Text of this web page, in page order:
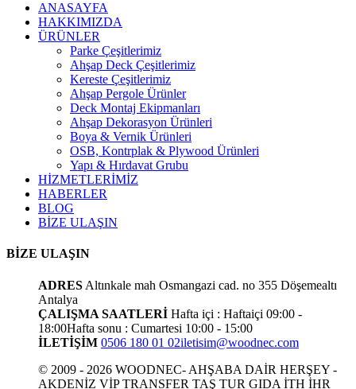
ANASAYFA
HAKKIMIZDA
ÜRÜNLER
Parke Çeşitlerimiz
Ahşap Deck Çeşitlerimiz
Kereste Çeşitlerimiz
Ahşap Pergole Ürünler
Deck Montaj Ekipmanları
Ahşap Dekorasyon Ürünleri
Boya & Vernik Ürünleri
OSB, Kontrplak & Plywood Ürünleri
Yapı & Hırdavat Grubu
HİZMETLERİMİZ
HABERLER
BLOG
BİZE ULAŞIN
BİZE ULAŞIN
ADRES Altınkale mah Osmangazi cad. no 355 Döşemealtı
Antalya
ÇALIŞMA SAATLERİ Hafta içi : Haftaiçi 09:00 -
18:00Hafta sonu : Cumartesi 10:00 - 15:00
İLETİŞİM 0506 180 01 02iletisim@woodnec.com
© 2009 - 2026 WOODNEC- AHŞABA DAİR HERŞEY -
AKDENİZ VİP TRANSFER TAŞ TUR GIDA İTH İHR